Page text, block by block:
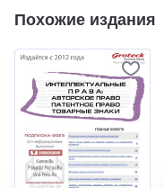
Похожие издания